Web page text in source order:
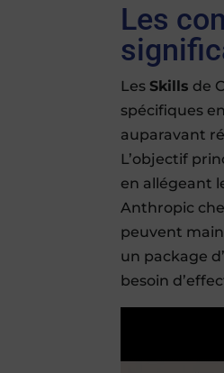
Les
LesSkills de
spécifiques
auparavant
L’objectif
en allégeant
Anthropic
peuvent
un package
besoin